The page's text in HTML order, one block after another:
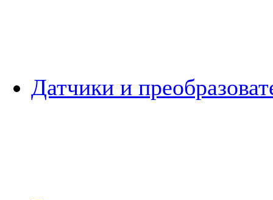
Датчики и